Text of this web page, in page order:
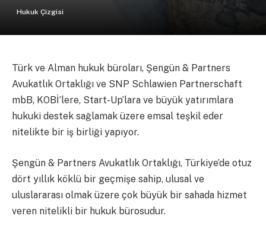
Hukuk Çizgisi
Türk ve Alman hukuk büroları, Şengün & Partners
Avukatlık Ortaklığı ve SNP Schlawien Partnerschaft
mbB, KOBİ’lere, Start-Up’lara ve büyük yatırımlara
hukuki destek sağlamak üzere emsal teşkil eder
nitelikte bir iş birliği yapıyor.
Şengün & Partners Avukatlık Ortaklığı, Türkiye’de otuz
dört yıllık köklü bir geçmişe sahip, ulusal ve
uluslararası olmak üzere çok büyük bir sahada hizmet
veren nitelikli bir hukuk bürosudur.